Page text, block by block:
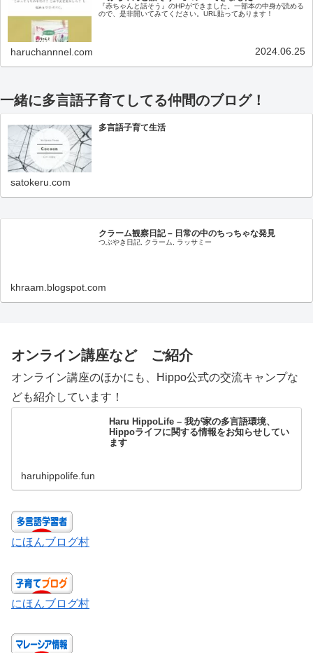
『赤ちゃんと話そう』のHPができました。一部本の中身が読める
ので、是非開いてみてください。URL貼ってあります！
haruchannnel.com 2024.06.25
一緒に多言語子育てしてる仲間のブログ！
多言語子育て生活
satokeru.com
クラーム観察日記 – 日常の中のちっちゃな発見
つぶやき日記, クラーム, ラッサミー
khraam.blogspot.com
オンライン講座など ご紹介
オンライン講座のほかにも、Hippo公式の交流キャンプな
ども紹介しています！
Haru HippoLife – 我が家の多言語環境、
Hippoライフに関する情報をお知らせしてい
ます
haruhippolife.fun
にほんブログ村
にほんブログ村